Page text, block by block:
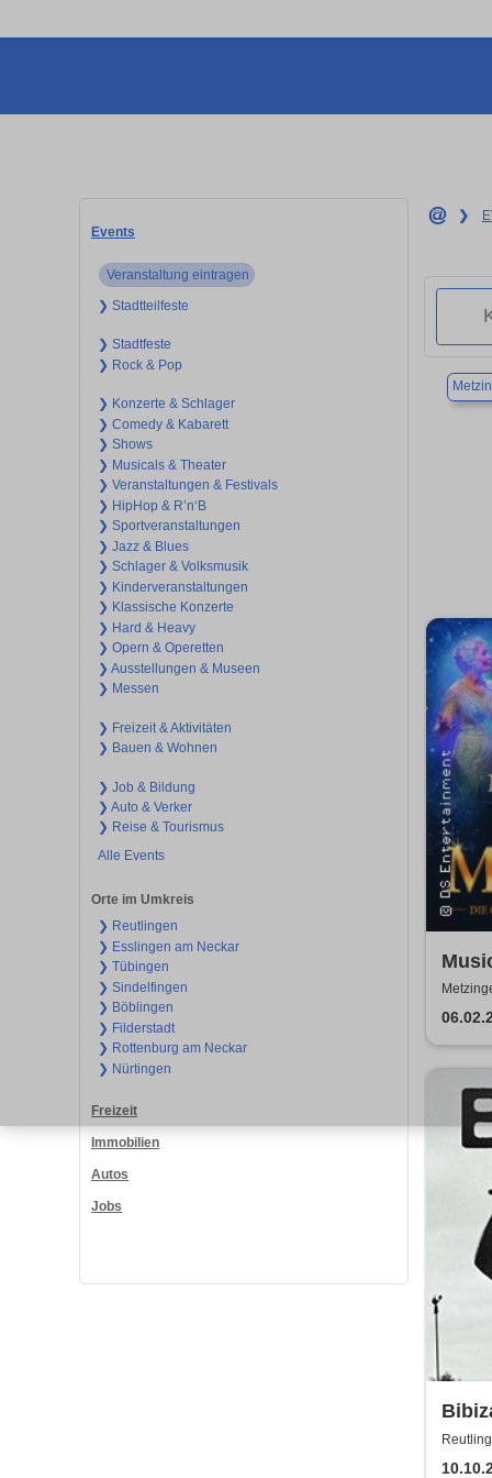
Events
Veranstaltung eintragen
❯ Stadtteilfeste
❯ Stadtfeste
❯ Rock & Pop
❯ Konzerte & Schlager
❯ Comedy & Kabarett
❯ Shows
❯ Musicals & Theater
❯ Veranstaltungen & Festivals
❯ HipHop & R’n‘B
❯ Sportveranstaltungen
❯ Jazz & Blues
❯ Schlager & Volksmusik
❯ Kinderveranstaltungen
❯ Klassische Konzerte
❯ Hard & Heavy
❯ Opern & Operetten
❯ Ausstellungen & Museen
❯ Messen
❯ Freizeit & Aktivitäten
❯ Bauen & Wohnen
❯ Job & Bildung
❯ Auto & Verker
❯ Reise & Tourismus
Alle Events
Orte im Umkreis
❯ Reutlingen
❯ Esslingen am Neckar
❯ Tübingen
❯ Sindelfingen
❯ Böblingen
❯ Filderstadt
❯ Rottenburg am Neckar
❯ Nürtingen
Freizeit
Immobilien
Autos
Jobs
❯